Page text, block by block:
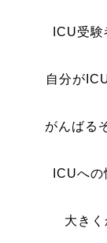
ICU受
自分が
がんばる
ICUへ
大きく